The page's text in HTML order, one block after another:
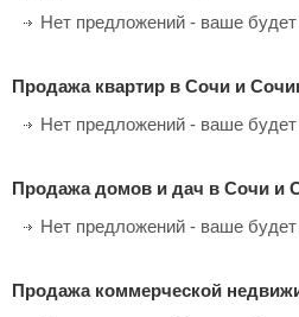
Нет предложений - ваше
Продажа квартир в Сочи и
Нет предложений - ваше
Продажа домов и дач в Сочи и
Нет предложений - ваше
Продажа коммерческой